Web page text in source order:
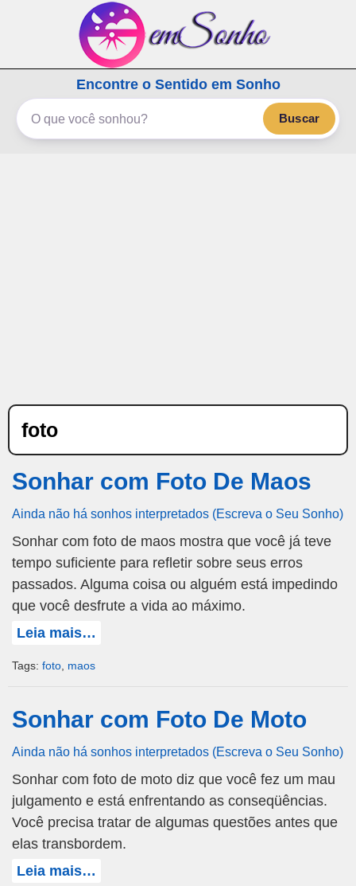
emSonho.com
Os sonhos significam mais
Encontre o Sentido em Sonho
Buscar
foto
Sonhar com Foto De Maos
Ainda não há sonhos interpretados (Escreva o Seu Sonho)
Sonhar com foto de maos mostra que você já teve
tempo suficiente para refletir sobre seus erros
passados. Alguma coisa ou alguém está impedindo
que você desfrute a vida ao máximo.
Leia mais…
Tags: foto maos
Sonhar com Foto De Moto
Ainda não há sonhos interpretados (Escreva o Seu Sonho)
Sonhar com foto de moto diz que você fez um mau
julgamento e está enfrentando as conseqüências.
Você precisa tratar de algumas questões antes que
elas transbordem.
Leia mais…